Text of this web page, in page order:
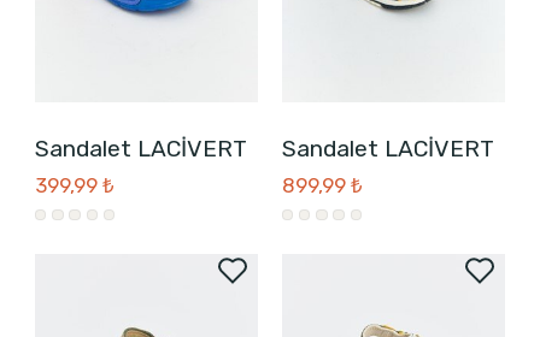
Sandalet LACİVERT
399,99 ₺
Sandalet LACİVERT
899,99 ₺